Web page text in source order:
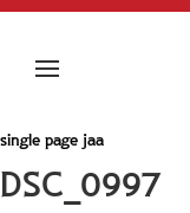
single page jaa
DSC_0997